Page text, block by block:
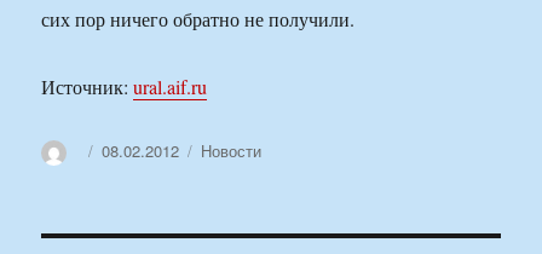
сих пор ничего обратно не получили.
Источник:ural.aif.ru
АвторОпубликовано
08.02.2012 Рубрики
Новости